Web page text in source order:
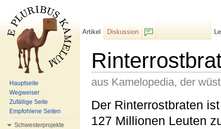
aus Kamelopedia, der
Der Rinterrostbraten
127 Millionen Leuten
Artikel
Diskussion
Hauptseite
Wegweiser
Zufällige Seite
Empfohlene Seiten
Schwesterprojekte